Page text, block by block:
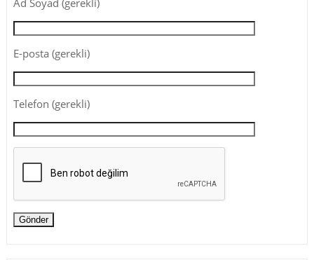
E-posta (gerekli)
Telefon (gerekli)